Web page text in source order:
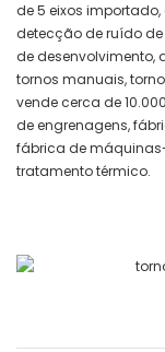
de 5 eixos
detecção de ruído
de desenvolvimento,
tornos manuais,
vende cerca de
de engrenagens,
fábrica de
tratamento térmico.